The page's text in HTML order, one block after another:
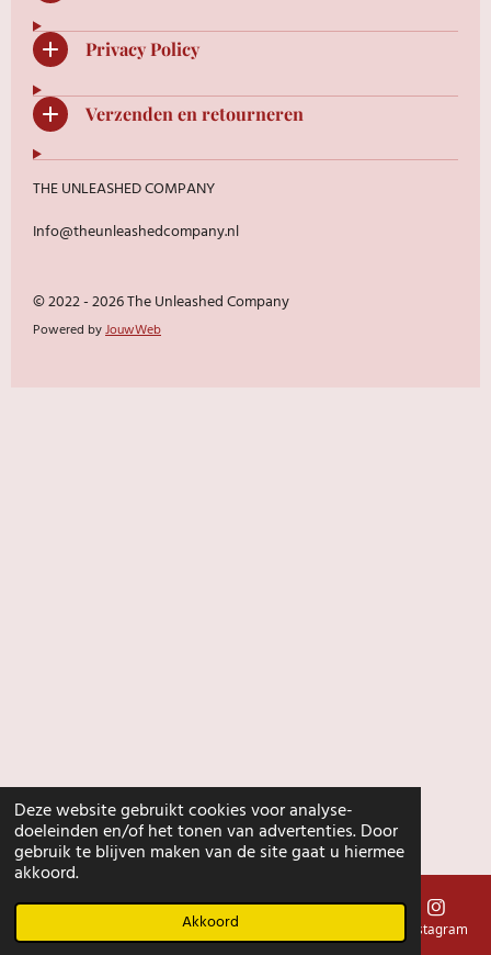
Deze website gebruikt cookies voor analyse-
doeleinden en/of het tonen van advertenties. Door
gebruik te blijven maken van de site gaat u hiermee
akkoord.
Akkoord
Privacy Policy
Verzenden en retourneren
THE UNLEASHED COMPANY
Info@theunleashedcompany.nl
© 2022 - 2026 The Unleashed Company
Powered byJouwWeb
E-mailadres Instagram